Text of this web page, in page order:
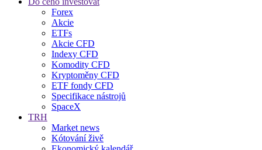
Forex
Akcie
ETFs
Akcie CFD
Indexy CFD
Komodity CFD
Kryptoměny CFD
ETF fondy CFD
Specifikace nástrojů
SpaceX
TRH
Market news
Kótování živě